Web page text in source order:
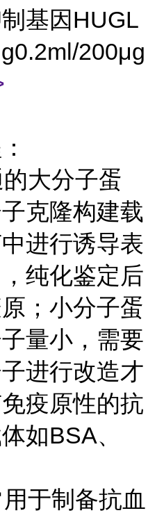
基因HUGL
200μg
大分子蛋
克隆构建载
进行诱导表
纯化鉴定后
；小分子蛋
量小，需要
进行改造才
疫原性的抗
如BSA、
于制备抗血